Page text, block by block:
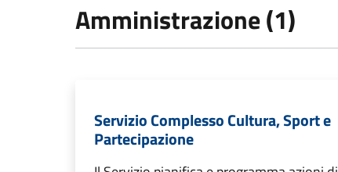
Amministrazione (1)
Servizio Complesso Cultura, Sport e
Partecipazione